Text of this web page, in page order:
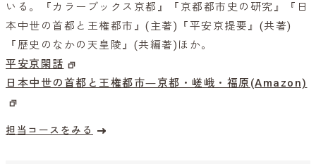
いる。『カラーブックス京都』『京都都市史の研究』『日
本中世の首都と王権都市』(主著)『平安京提要』(共著)
『歴史のなかの天皇陵』(共編著)ほか。
平安京閑話
日本中世の首都と王権都市―京都・嵯峨・福原(Amazon)
担当コースをみる